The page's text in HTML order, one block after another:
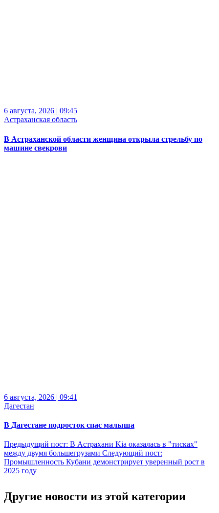
6 августа, 2026 | 09:45
Астраханская область
В Астраханской области женщина открыла стрельбу по
машине свекрови
6 августа, 2026 | 09:41
Дагестан
В Дагестане подросток спас малыша
Предыдущий пост: В Астрахани Kia оказалась в "тисках"
между двумя большегрузами Следующий пост:
Промышленность Кубани демонстрирует уверенный рост в
2025 году
Другие новости из этой категории